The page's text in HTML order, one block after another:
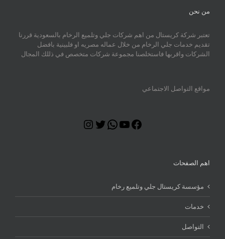
من نحن
تعتبر شركة كريستال من اهم شركات جلي وتلميع الرخام بالسعودية قررنا
تقديم خدمات جلي الرخام من خلال عماله مصريه او فلبينية بافضل
الشركات واقربها فاستخلصنا مجموعة شركات متخصص في ذللك المجال
مواقع التواصل الاجتماعي
Facebook
YouTube
WhatsApp
Twitter
اهم الصفحات
مؤسسة كريستال جلي وتلميع رخام
خدمات
التواصل